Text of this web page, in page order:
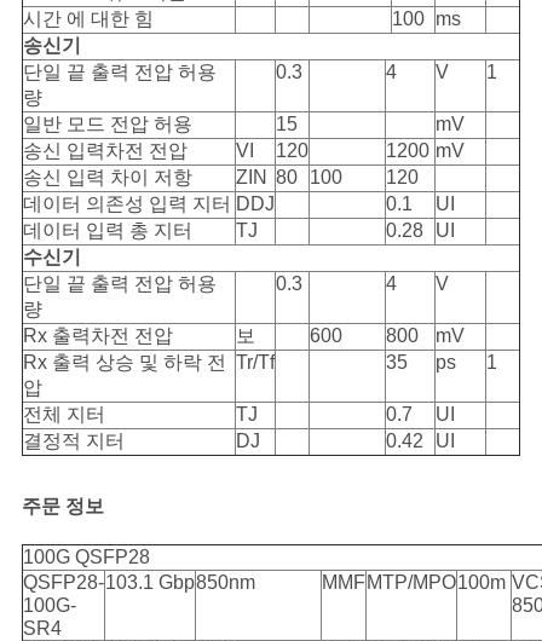
시간 에 대한 힘
100 ms
송신기
단일 끝 출력 전압 허용
량
0.3 4 V 1
일반 모드 전압 허용 15
mV
송신 입력차전 전압
VI 120 1200 mV
송신 입력 차이 저항
ZIN 80 100
120
데이터 의존성 입력 지터 DDJ 0.1
UI
데이터 입력 총 지터
TJ 0.28
UI
수신기
단일 끝 출력 전압 허용
량
0.3 4 V
Rx 출력차전 전압 보 600 800
mV
Rx 출력 상승 및 하락 전
압
Tr/Tf 35 ps 1
전체 지터 TJ 0.7
UI
결정적 지터
DJ 0.42 UI
주문 정보
100G QSFP28
QSFP28-
100G-
SR4
103.1 Gbp850nm MMF MTP/MPO100m